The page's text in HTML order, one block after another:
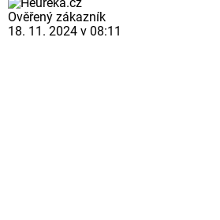
Ověřený zákazník
18. 11. 2024 v 08:11